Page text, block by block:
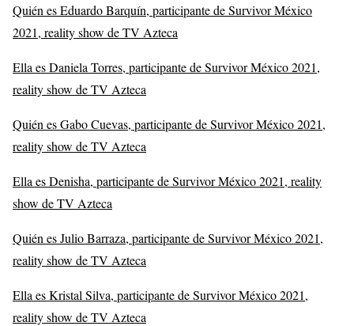
Quién es Eduardo Barquín, participante de Survivor México
2021, reality show de TV Azteca
Ella es Daniela Torres, participante de Survivor México 2021,
reality show de TV Azteca
Quién es Gabo Cuevas, participante de Survivor México 2021,
reality show de TV Azteca
Ella es Denisha, participante de Survivor México 2021, reality
show de TV Azteca
Quién es Julio Barraza, participante de Survivor México 2021,
reality show de TV Azteca
Ella es Kristal Silva, participante de Survivor México 2021,
reality show de TV Azteca